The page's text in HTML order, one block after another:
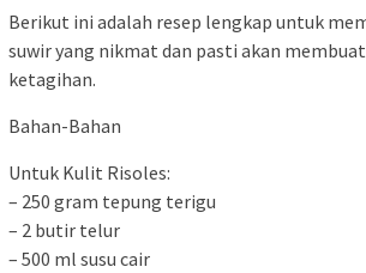
Berikut ini adalah resep lengkap untuk
suwir yang nikmat dan pasti akan
ketagihan.
Bahan-Bahan
Untuk Kulit Risoles:
– 250 gram tepung terigu
– 2 butir telur
– 500 ml susu cair